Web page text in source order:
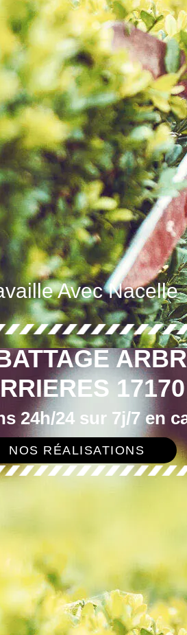
Avec Nacelle
17170
24h/24 sur 7j/7 en
NOS RÉALISATIONS